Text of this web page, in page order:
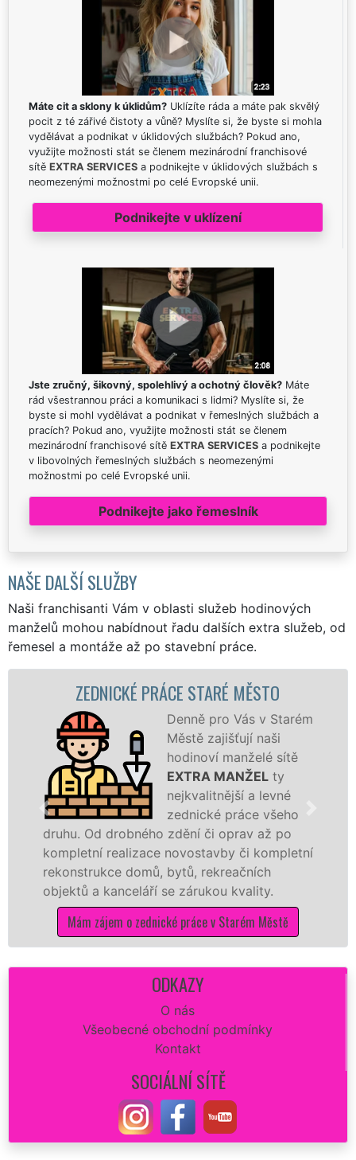
Máte cit a sklony k úklidům? Uklízíte ráda a máte pak skvělý
pocit z té zářivé čistoty a vůně? Myslíte si, že byste si mohla
vydělávat a podnikat v úklidových službách? Pokud ano,
využijte možnosti stát se členem mezinárodní franchisové
sítě EXTRA SERVICES a podnikejte v úklidových službách s
neomezenými možnostmi po celé Evropské unii.
Podnikejte v uklízení
Jste zručný, šikovný, spolehlivý a ochotný člověk? Máte
rád všestrannou práci a komunikaci s lidmi? Myslíte si, že
byste si mohl vydělávat a podnikat v řemeslných službách a
pracích? Pokud ano, využijte možnosti stát se členem
mezinárodní franchisové sítě EXTRA SERVICES a podnikejte
v libovolných řemeslných službách s neomezenými
možnostmi po celé Evropské unii.
Podnikejte jako řemeslník
NAŠE DALŠÍ SLUŽBY
Naši franchisanti Vám v oblasti služeb hodinových
manželů mohou nabídnout řadu dalších extra služeb, od
řemesel a montáže až po stavební práce.
PRÁCE STARÉ MĚSTO
Denně pro Vás v Starém
Městě zajišťují naši
hodinoví manželé sítě
EXTRA MANŽEL
ty
nejkvalitnější a levné
zednické práce všeho
zdění či oprav až po
novostavby či kompletní
domů, bytů, rekreačních
se zárukou kvality.
o zednické práce v Starém Městě
rekonstrukci
dokonale
ODKAZY
O nás
Všeobecné obchodní podmínky
Kontakt
SOCIÁLNÍ SÍTĚ